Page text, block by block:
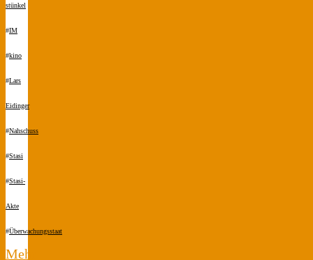
stünkel
#IM
#kino
#Lars
Eidinger
#Nahschuss
#Stasi
#Stasi-
Akte
#Überwachungsstaat
Mehr